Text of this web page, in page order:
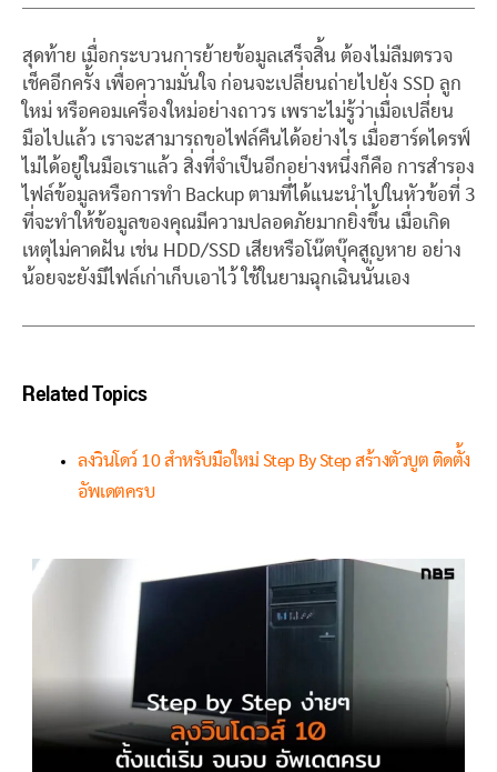
สุดท้าย เมื่อกระบวนการย้ายข้อมูลเสร็จสิ้น ต้องไม่ลืมตรวจ
เช็คอีกครั้ง เพื่อความมั่นใจ ก่อนจะเปลี่ยนถ่ายไปยัง SSD ลูก
ใหม่ หรือคอมเครื่องใหม่อย่างถาวร เพราะไม่รู้ว่าเมื่อเปลี่ยน
มือไปแล้ว เราจะสามารถขอไฟล์คืนได้อย่างไร เมื่อฮาร์ดไดรฟ์
ไม่ได้อยู่ในมือเราแล้ว สิ่งที่จำเป็นอีกอย่างหนึ่งก็คือ การสำรอง
ไฟล์ข้อมูลหรือการทำ Backup ตามที่ได้แนะนำไปในหัวข้อที่ 3
ที่จะทำให้ข้อมูลของคุณมีความปลอดภัยมากยิ่งขึ้น เมื่อเกิด
เหตุไม่คาดฝัน เช่น HDD/SSD เสียหรือโน๊ตบุ๊คสูญหาย อย่าง
น้อยจะยังมีไฟล์เก่าเก็บเอาไว้ ใช้ในยามฉุกเฉินนั่นเอง
Related Topics
ลงวินโดว์ 10 สำหรับมือใหม่ Step By Step สร้างตัวบูต ติดตั้ง
อัพเดตครบ